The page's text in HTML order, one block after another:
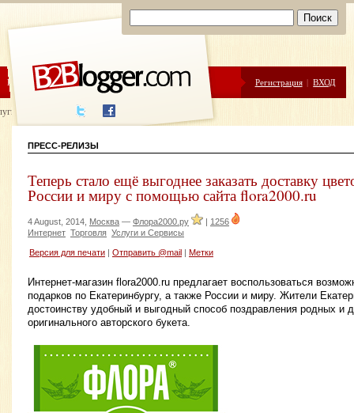
ЦЕНЫ ПОМОЩЬ Регистрация | ВХОД
написания
ПРЕСС-РЕЛИЗЫ
Теперь стало ещё выгоднее заказать доставку
России и миру с помощью сайта flora2000.ru
4 August, 2014, Москва — Флора2000.ру | 1256
Интернет Торговля Услуги и Сервисы
Версия для печати Отправить @mail Метки
Интернет-магазин flora2000.ru предлагает воспользоваться
подарков по Екатеринбургу, а также России и миру. Жители
достоинству удобный и выгодный способ поздравления родных и
оригинального авторского букета.